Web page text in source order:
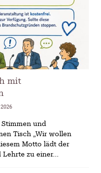
mit
und
Tisch „Wir wollen
Motto lädt der
zu einer...